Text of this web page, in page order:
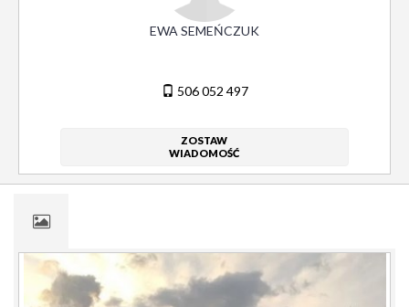
EWA SEMEŃCZUK
506 052 497
ZOSTAW
WIADOMOŚĆ